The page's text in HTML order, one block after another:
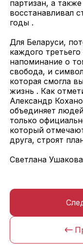
партизан, а
восстанавливал
годы .
Для Беларуси,
каждого
напоминание о
свобода, и
которая смогла
жизнь . Как
Александр
объединяет
только
который
друга, строят
Светлана Ушакова